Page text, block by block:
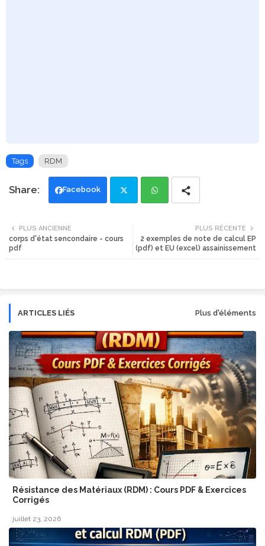
Tags RDM
Facebook
tte ats
PLUS RÉCENTE
2 exemples de note de calcul EP
(pdf) et EU (excel) assainissement
PLUS ANCIENNE
corps d'état sencondaire - cours
pdf
ARTICLES LIÉS Plus d'éléments
Résistance des Matériaux (RDM) : Cours PDF & Exercices
Corrigés
juillet 23, 2026